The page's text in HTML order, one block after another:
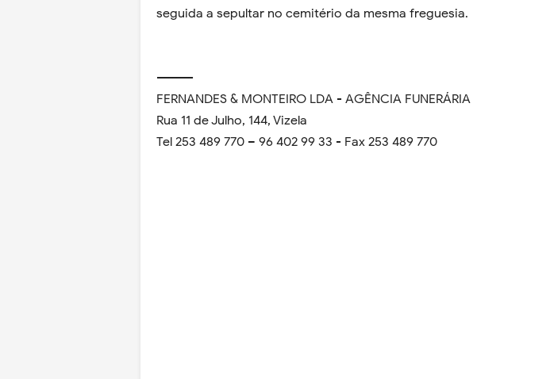
seguida a sepultar no cemitério da mesma freguesia.
---------
FERNANDES & MONTEIRO LDA - AGÊNCIA FUNERÁRIA
Rua 11 de Julho, 144, Vizela
Tel 253 489 770 – 96 402 99 33 - Fax 253 489 770